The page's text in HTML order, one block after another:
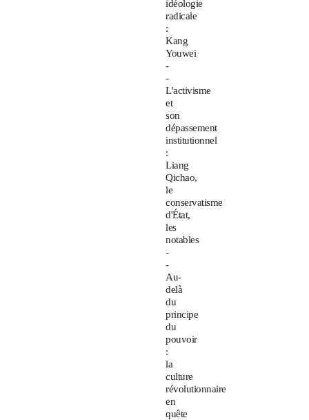
idéologie
radicale
:
Kang
Youwei
-
-
L'activisme
et
son
dépassement
institutionnel
:
Liang
Qichao,
le
conservatisme
d'État,
les
notables
-
-
Au-
delà
du
principe
du
pouvoir
:
la
culture
révolutionnaire
en
quête